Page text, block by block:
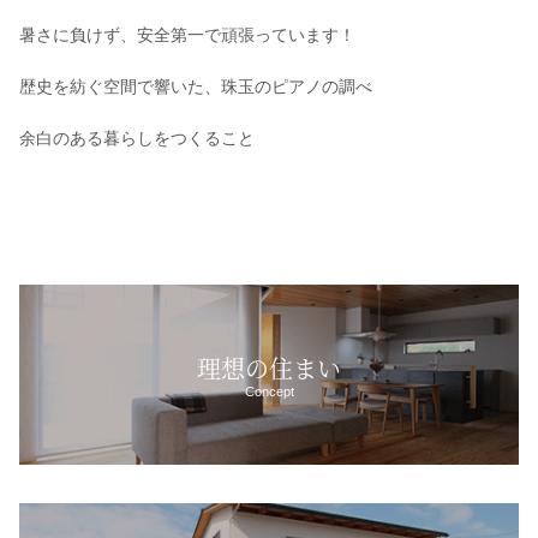
暑さに負けず、安全第一で頑張っています！
歴史を紡ぐ空間で響いた、珠玉のピアノの調べ
余白のある暮らしをつくること
理想の住まい
Concept